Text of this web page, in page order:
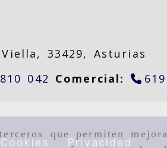
que permiten
Viella, 33429, Asturias
042 Comercial:
Cookies Privacidad